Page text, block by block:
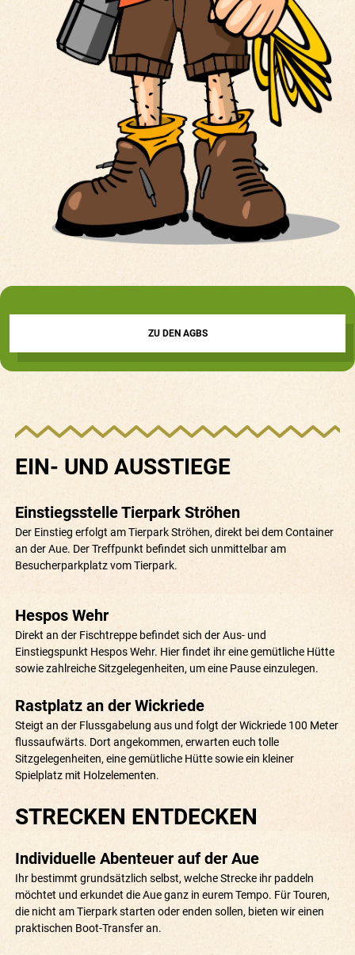
ZU DEN AGBS
EIN- UND AUSSTIEGE
Einstiegsstelle Tierpark Ströhen
Der Einstieg erfolgt am Tierpark Ströhen, direkt bei dem Container
an der Aue. Der Treffpunkt befindet sich unmittelbar am
Besucherparkplatz vom Tierpark.
Hespos Wehr
Direkt an der Fischtreppe befindet sich der Aus- und
Einstiegspunkt Hespos Wehr. Hier findet ihr eine gemütliche Hütte
sowie zahlreiche Sitzgelegenheiten, um eine Pause einzulegen.
Rastplatz an der Wickriede
Steigt an der Flussgabelung aus und folgt der Wickriede 100 Meter
flussaufwärts. Dort angekommen, erwarten euch tolle
Sitzgelegenheiten, eine gemütliche Hütte sowie ein kleiner
Spielplatz mit Holzelementen.
STRECKEN ENTDECKEN
Individuelle Abenteuer auf der Aue
Ihr bestimmt grundsätzlich selbst, welche Strecke ihr paddeln
möchtet und erkundet die Aue ganz in eurem Tempo. Für Touren,
die nicht am Tierpark starten oder enden sollen, bieten wir einen
praktischen Boot-Transfer an.